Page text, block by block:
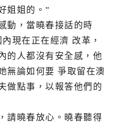
姐姐的。”
動，當曉春接話的時
現在正在經濟 改革，
人都沒有安全感，他
無論如何要 爭取留在澳
做點事，以報答他們的
請曉春放心。曉春聽得